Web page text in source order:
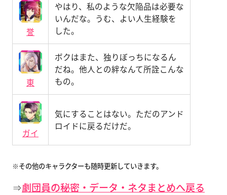
誉
やはり、私のような欠陥品は必要な
いんだな。うむ、よい人生経験を
した。
東
ボクはまた、独りぼっちになるん
だね。他人との絆なんて所詮こんな
もの。
ガイ
気にすることはない。ただのアンド
ロイドに戻るだけだ。
※その他のキャラクターも随時更新していきます。
⇒劇団員の秘密・データ・ネタまとめへ戻る